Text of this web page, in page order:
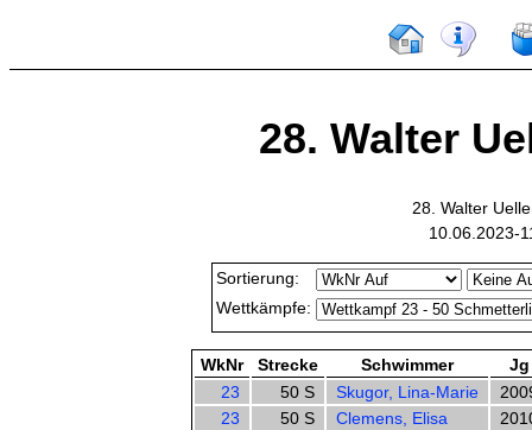
28. Walter
28. Walter
10.06.2023-
Sortierung:
Wettkämpfe:
WkNr Strecke Schwimmer
Jg
23
50 S Skugor, Lina-Marie
23
50 S Clemens, Elisa